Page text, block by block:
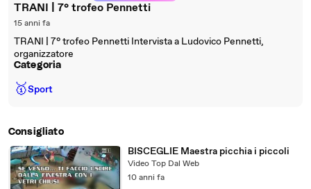
TRANI | 7° trofeo Pennetti
15 anni fa
TRANI | 7° trofeo Pennetti Intervista a Ludovico Pennetti,
organizzatore
Categoria
🥇Sport
Consigliato
BISCEGLIE Maestra picchia i piccoli
Video Top Dal Web
10 anni fa